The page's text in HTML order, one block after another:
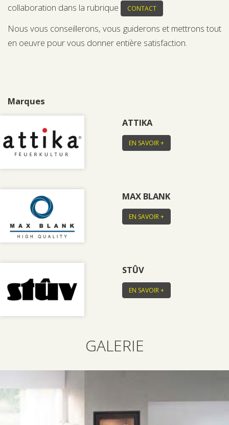
collaboration dans la rubrique
CONTACT
Nous vous conseillerons, vous guiderons et mettrons tout
en oeuvre pour vous donner entière satisfaction.
Marques
ATTIKA
EN SAVOIR +
MAX BLANK
EN SAVOIR +
STÛV
EN SAVOIR +
GALERIE